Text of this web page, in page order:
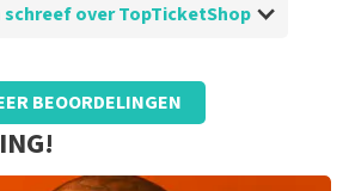
schreef over TopTicketShop
overTopTicketShop
BEOORDELINGEN